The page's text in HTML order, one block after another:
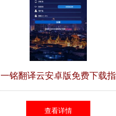
一铭翻译云安卓版免费下载指
南 豌豆荚官网获取高效翻译
查看详情